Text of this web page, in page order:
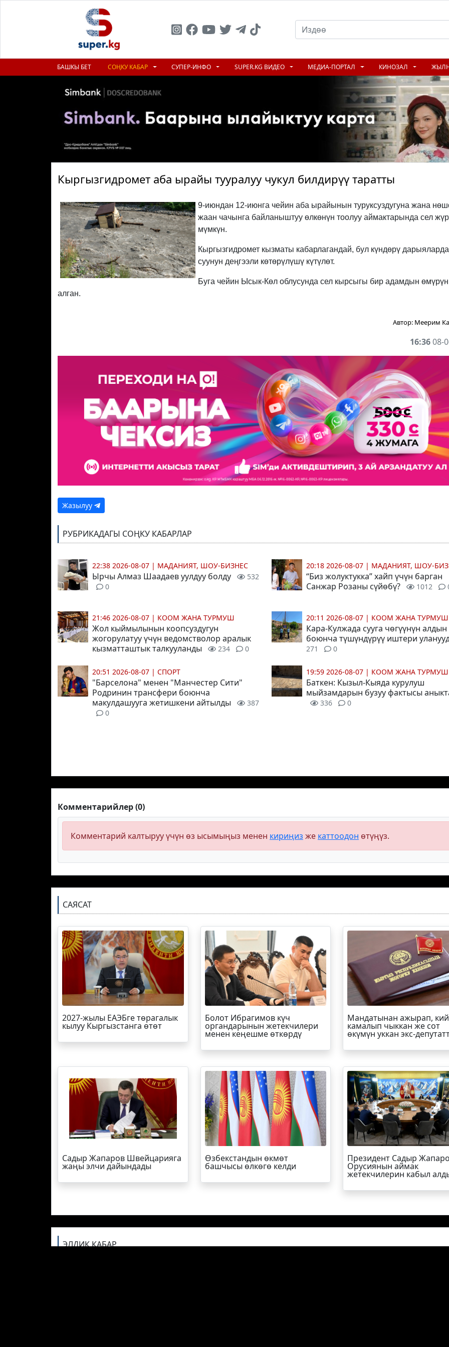
БАШКЫ БЕТ СОҢКУ КАБАР СУПЕР-ИНФО SUPER.KG ВИДЕО МЕДИА-ПОРТАЛ КИНОЗАЛ
Кыргызгидромет аба ырайы тууралуу чукул билдирүү таратты
9-июндан 12-июнга чейин аба ырайынын туруксуздугуна жана
жаан чачынга байланыштуу өлкөнүн тоолуу аймактарында сел
мүмкүн.
Кыргызгидромет кызматы кабарлагандай, бул күндөрү дарыяларда
суунун деңгээли көтөрүлүшү күтүлөт.
Буга чейин Ысык-Көл облусунда сел кырсыгы бир адамдын өмүрүн
алган.
Автор: Меерим
16:3608-
Жазылуу
РУБРИКАДАГЫ СОҢКУ КАБАРЛАР
22:38 2026-08-07 | МАДАНИЯТ, ШОУ-БИЗНЕС
Ырчы Алмаз Шаадаев уулдуу болду
532
0
21:46 2026-08-07 | КООМ ЖАНА ТУРМУШ
Жол кыймылынын коопсуздугун
жогорулатуу үчүн ведомстволор аралык
кызматташтык талкууланды
234 0
20:51 2026-08-07 | СПОРТ
"Барселона" менен "Манчестер Сити"
Родринин трансфери боюнча
макулдашууга жетишкени айтылды
387
0
20:18 2026-08-07 | МАДАНИЯТ, ШОУ-
“Биз жолуктукка” хайп үчүн барган
Санжар Розаны сүйөбү?
1012
20:11 2026-08-07 | КООМ ЖАНА ТУРМУШ
Кара-Кулжада сууга чөгүүнүн алдын
боюнча түшүндүрүү иштери
271 0
19:59 2026-08-07 | КООМ ЖАНА ТУРМУШ
Баткен: Кызыл-Кыяда курулуш
мыйзамдарын бузуу фактысы
336 0
Комментарийлер (0)
Комментарий калтыруу үчүн өз ысымыңыз менен кириңиз же каттоодон өтүңүз.
САЯСАТ
2027-жылы ЕАЭБге төрагалык
кылуу Кыргызстанга өтөт
Болот Ибрагимов күч
органдарынын жетекчилери
менен кеңешме өткөрдү
Мандатынан ажырап,
камалып чыккан же сот
өкүмүн уккан экс-
Садыр Жапаров Швейцарияга
жаңы элчи дайындады
Өзбекстандын өкмөт
башчысы өлкөгө келди
Президент Садыр
Орусиянын аймак
жетекчилерин кабыл
ЭЛДИК КАБАР